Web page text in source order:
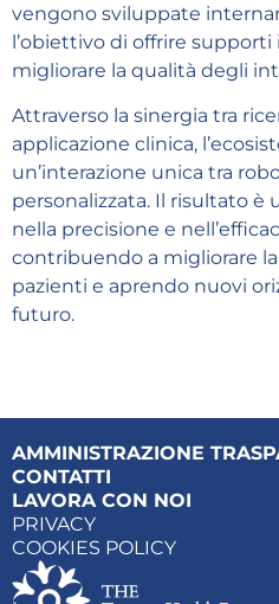
vengono sviluppate
l’obiettivo di offrire
migliorare la qualità degli
Attraverso la sinergia tra
applicazione clinica,
un’interazione unica tra
personalizzata. Il risultato è
nella precisione e
contribuendo a migliorare
pazienti e aprendo nuovi
futuro.
AMMINISTRAZIONE
CONTATTI
LAVORA CON NOI
PRIVACY
COOKIES POLICY